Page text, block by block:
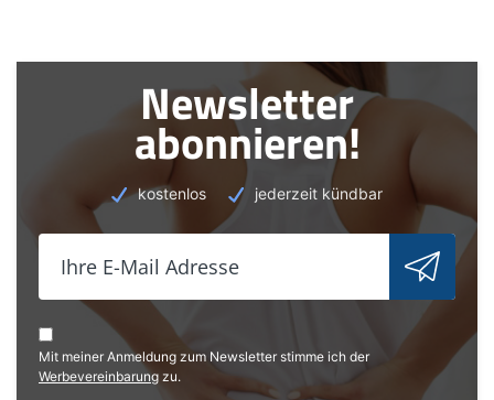
Newsletter
abonnieren!
kostenlos jederzeit kündbar
Mit meiner Anmeldung zum Newsletter stimme ich der
Werbevereinbarung zu.